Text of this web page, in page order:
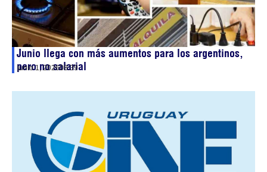
Junio llega con más aumentos para los argentinos,
pero no salarial
junio 1, 202608:39